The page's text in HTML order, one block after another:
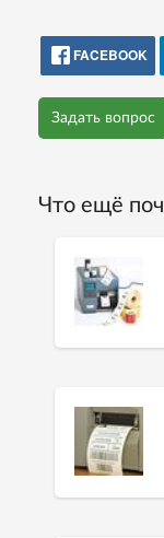
FACEBOOK
Задать вопрос
Что ещё